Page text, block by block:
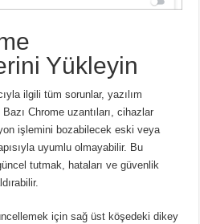
Yükleyin
ilgili tüm sorunlar, yazılım
Bazı Chrome uzantıları, cihazlar
işlemini bozabilecek eski veya
uyumlu olmayabilir. Bu
tutmak, hataları ve güvenlik
için sağ üst köşedeki dikey